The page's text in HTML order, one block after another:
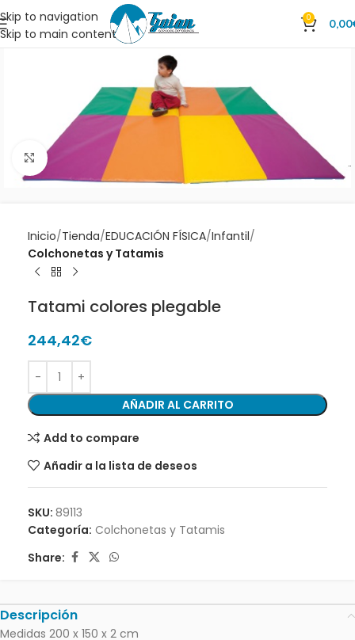
Skip to navigation
Skip to main content
0 0,00
Clic para ampliar
Inicio Tienda EDUCACIÓN FÍSICA Infantil
Colchonetas y Tatamis
Tatami colores plegable
244,42€
AÑADIR AL CARRITO
Add to compare
Añadir a la lista de deseos
SKU: 89113
Categoría: Colchonetas y Tatamis
Share:
Descripción
Medidas 200 x 150 x 2 cm